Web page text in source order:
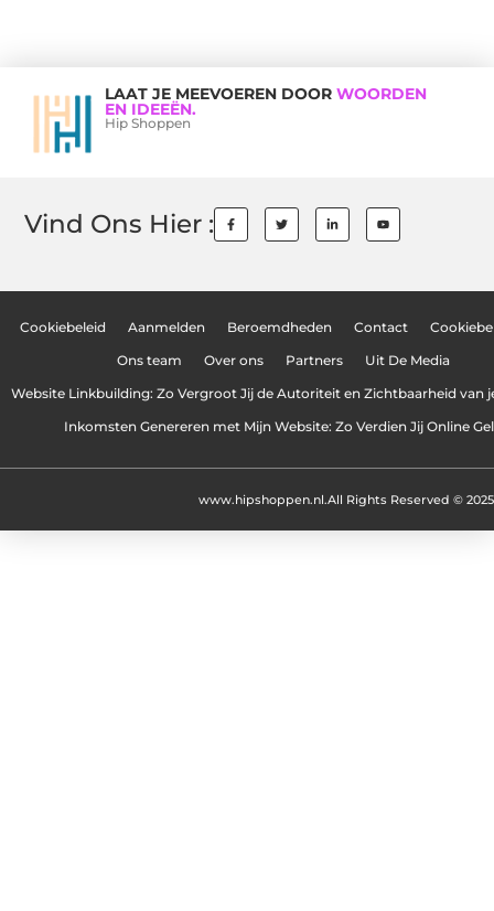
LAAT JE MEEVOEREN DOOR WOORDEN
EN IDEEËN.
Hip Shoppen
Vind Ons Hier :
Cookiebeleid Aanmelden Beroemdheden Contact
Ons team Over ons Partners Uit De Media
Website Linkbuilding: Zo Vergroot Jij de Autoriteit en Zichtbaarheid van
Inkomsten Genereren met Mijn Website: Zo Verdien Jij Online
All Rights Reserved © 2025
www.hipshoppen.nl.